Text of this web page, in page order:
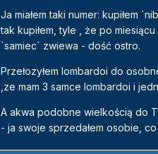
Ja miałem taki numer: kupiłem
tak kupiłem, tyle , że po miesiącu
`samiec` zwiewa - dość ostro.
Przełozyłem lombardoi do
,ze mam 3 samce lombardoi i
A akwa podobne wielkością do
- ja swoje sprzedałem osobie,